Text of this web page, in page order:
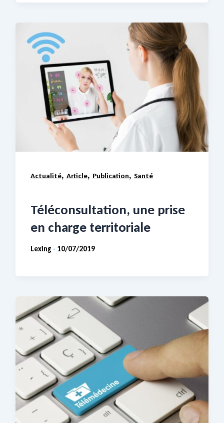
Actualité, Article, Publication, Santé
Téléconsultation, une prise
en charge territoriale
Lexing - 10/07/2019